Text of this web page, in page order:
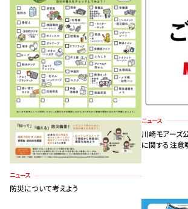
ニュース
防災について考えよう
ニュース
川崎モアーズ
に関する注意